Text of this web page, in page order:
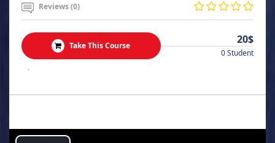
Reviews (0)
Take This Course 20$
0 Student
.